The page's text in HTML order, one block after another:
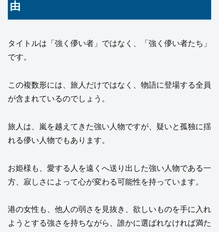
由
タイトルは「強く儚い者」ではなく、「強く儚い者たち」
です。
この複数形には、旅人だけではなく、物語に登場する全員
が含まれているのでしょう。
旅人は、嵐を越えてきた強い人物ですが、疑いと孤独に揺
れる儚い人物でもあります。
お姫様も、愛する人を遠くへ送り出した強い人物である一
方、寂しさによって心が変わる可能性を持っています。
港の女性も、他人の弱さを見抜き、欲しいものを手に入れ
ようとする強さを持ちながら、誰かに選ばれなければ満た